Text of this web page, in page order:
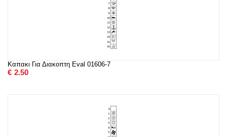
Καπακι Για Διακοπτη Eval 01606-7
€ 2.50